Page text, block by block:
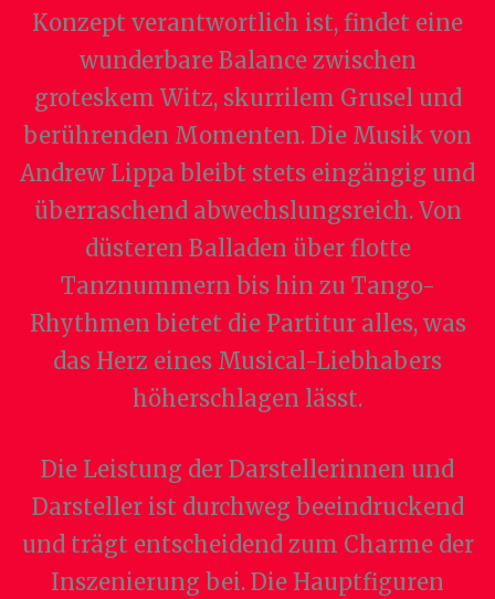
Konzept verantwortlich ist, findet eine
wunderbare Balance zwischen
groteskem Witz, skurrilem Grusel und
berührenden Momenten. Die Musik von
Andrew Lippa bleibt stets eingängig und
überraschend abwechslungsreich. Von
düsteren Balladen über flotte
Tanznummern bis hin zu Tango-
Rhythmen bietet die Partitur alles, was
das Herz eines Musical-Liebhabers
höherschlagen lässt.
Die Leistung der Darstellerinnen und
Darsteller ist durchweg beeindruckend
und trägt entscheidend zum Charme der
Inszenierung bei. Die Hauptfiguren